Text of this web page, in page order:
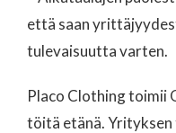
että saan
tulevaisuutta varten.
Placo Clothing toimii
töitä etänä.